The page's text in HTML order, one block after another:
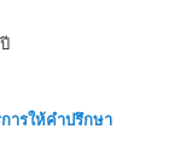
ารให้คำปรึกษา